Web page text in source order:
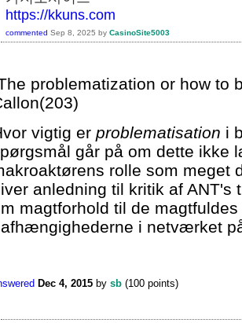
https://kkuns.com
commented Sep 8, 2025 by CasinoSite5003
problematization or how to
vigtig er problematisation i
går på om dette ikke
rolle som meget
anledning til kritik af ANT's
magtforhold til de
i netværket
Dec 4, 2015 by sb (100 points)